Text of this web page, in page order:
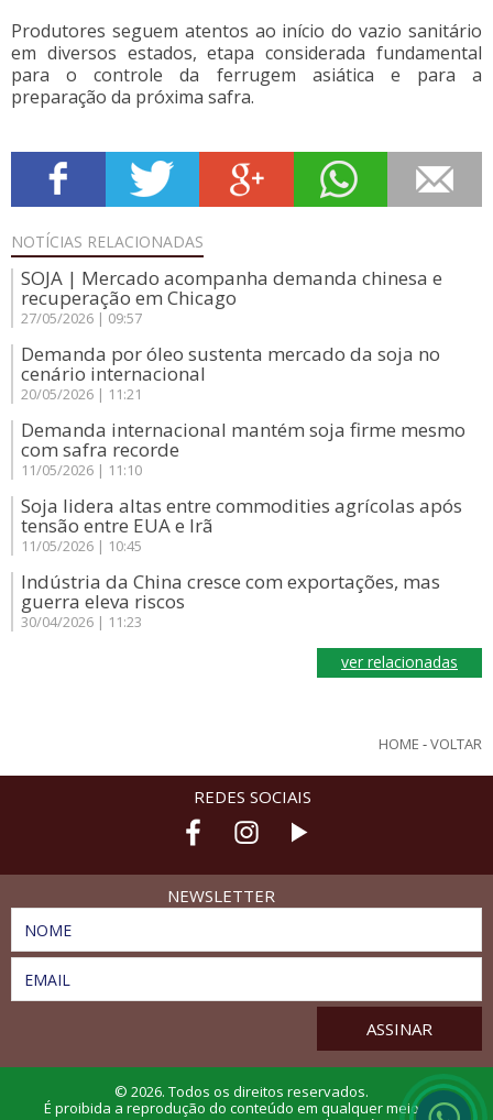
Produtores seguem atentos ao início do vazio sanitário
em diversos estados, etapa considerada fundamental
para o controle da ferrugem asiática e para a
preparação da próxima safra.
NOTÍCIAS RELACIONADAS
SOJA | Mercado acompanha demanda chinesa e
recuperação em Chicago
27/05/2026 | 09:57
Demanda por óleo sustenta mercado da soja no
cenário internacional
20/05/2026 | 11:21
Demanda internacional mantém soja firme mesmo
com safra recorde
11/05/2026 | 11:10
Soja lidera altas entre commodities agrícolas após
tensão entre EUA e Irã
11/05/2026 | 10:45
Indústria da China cresce com exportações, mas
guerra eleva riscos
30/04/2026 | 11:23
ver relacionadas
HOME -VOLTAR
REDES SOCIAIS
NEWSLETTER
NOME
EMAIL
© 2026. Todos os direitos reservados.
É proibida a reprodução do conteúdo em qualquer meio de